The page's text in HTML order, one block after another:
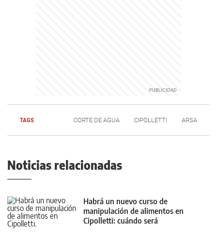
TAGS CORTE DE AGUA CIPOLLETTI ARSA
Noticias relacionadas
Habrá un nuevo curso de
manipulación de alimentos en
Cipolletti: cuándo será